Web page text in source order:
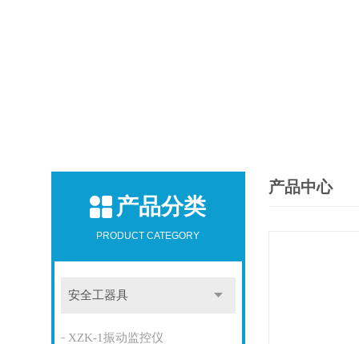
产品分类
PRODUCT CATEGORY
安全工器具
XZK-1振动监控仪
产品中心